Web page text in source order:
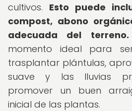
cultivos. Esto puede
compost, abono
adecuada del terreno.
momento ideal para
trasplantar plántulas,
suave y las lluvias
promover un buen
inicial de las plantas.